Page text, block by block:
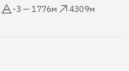
-3 — 1776м
4309м